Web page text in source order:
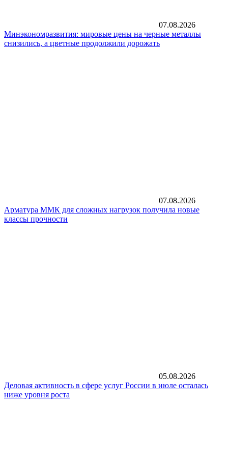
07.08.2026
Минэкономразвития: мировые цены на черные металлы
снизились, а цветные продолжили дорожать
07.08.2026
Арматура ММК для сложных нагрузок получила новые
классы прочности
05.08.2026
Деловая активность в сфере услуг России в июле осталась
ниже уровня роста